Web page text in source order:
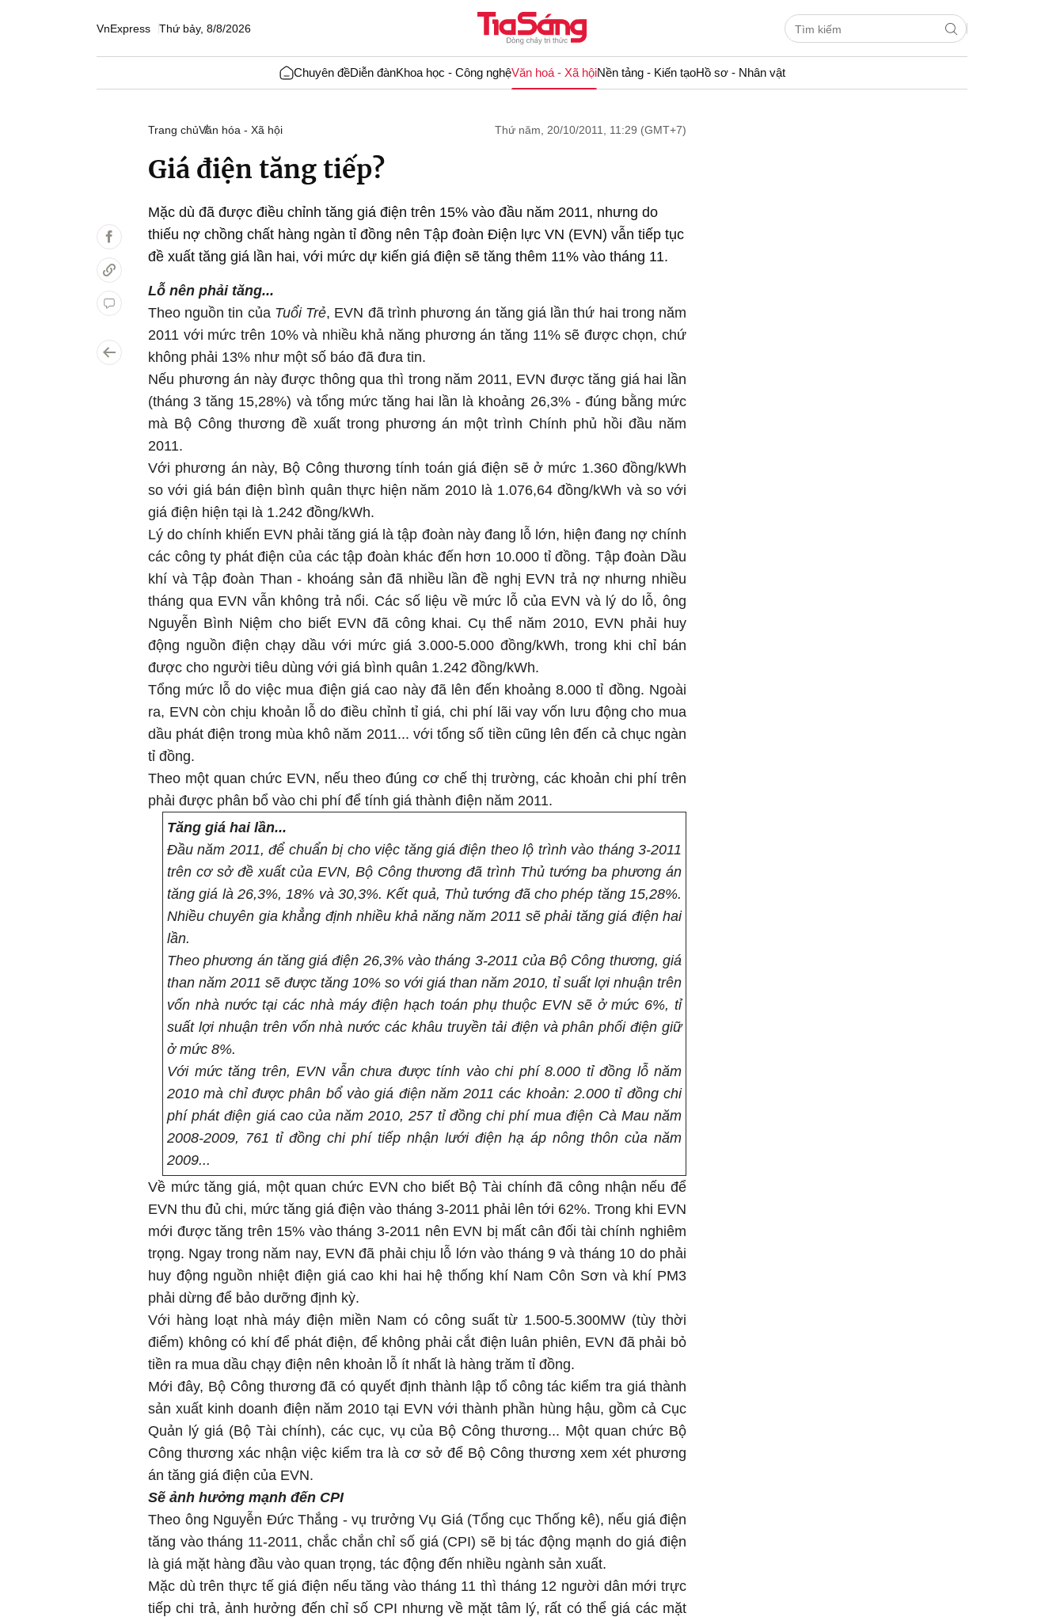
VnExpress Thứ bảy, 8/8/2026
Chuyên đềDiễn đànKhoa học - Công nghệVăn hoá - Xã hộiNền tảng - Kiến tạoHồ sơ - Nhân vật
Trang chủVăn hóa - Xã hội Thứ năm, 20/10/2011, 11:29 (GMT+7)
Giá điện tăng tiếp?
Mặc dù đã được điều chỉnh tăng giá điện trên 15% vào đầu năm 2011, nhưng do
thiếu nợ chồng chất hàng ngàn tỉ đồng nên Tập đoàn Điện lực VN (EVN) vẫn tiếp tục
đề xuất tăng giá lần hai, với mức dự kiến giá điện sẽ tăng thêm 11% vào tháng 11.
Lỗ nên phải tăng...
Theo nguồn tin của Tuổi Trẻ, EVN đã trình phương án tăng giá lần thứ hai trong năm
2011 với mức trên 10% và nhiều khả năng phương án tăng 11% sẽ được chọn, chứ
không phải 13% như một số báo đã đưa tin.
Nếu phương án này được thông qua thì trong năm 2011, EVN được tăng giá hai lần
(tháng 3 tăng 15,28%) và tổng mức tăng hai lần là khoảng 26,3% - đúng bằng mức
mà Bộ Công thương đề xuất trong phương án một trình Chính phủ hồi đầu năm
2011.
Với phương án này, Bộ Công thương tính toán giá điện sẽ ở mức 1.360 đồng/kWh
so với giá bán điện bình quân thực hiện năm 2010 là 1.076,64 đồng/kWh và so với
giá điện hiện tại là 1.242 đồng/kWh.
Lý do chính khiến EVN phải tăng giá là tập đoàn này đang lỗ lớn, hiện đang nợ chính
các công ty phát điện của các tập đoàn khác đến hơn 10.000 tỉ đồng. Tập đoàn Dầu
khí và Tập đoàn Than - khoáng sản đã nhiều lần đề nghị EVN trả nợ nhưng nhiều
tháng qua EVN vẫn không trả nổi. Các số liệu về mức lỗ của EVN và lý do lỗ, ông
Nguyễn Bình Niệm cho biết EVN đã công khai. Cụ thể năm 2010, EVN phải huy
động nguồn điện chạy dầu với mức giá 3.000-5.000 đồng/kWh, trong khi chỉ bán
được cho người tiêu dùng với giá bình quân 1.242 đồng/kWh.
Tổng mức lỗ do việc mua điện giá cao này đã lên đến khoảng 8.000 tỉ đồng. Ngoài
ra, EVN còn chịu khoản lỗ do điều chỉnh tỉ giá, chi phí lãi vay vốn lưu động cho mua
dầu phát điện trong mùa khô năm 2011... với tổng số tiền cũng lên đến cả chục ngàn
tỉ đồng.
Theo một quan chức EVN, nếu theo đúng cơ chế thị trường, các khoản chi phí trên
phải được phân bổ vào chi phí để tính giá thành điện năm 2011.
Tăng giá hai lần...
Đầu năm 2011, để chuẩn bị cho việc tăng giá điện theo lộ trình vào tháng 3-2011
trên cơ sở đề xuất của EVN, Bộ Công thương đã trình Thủ tướng ba phương án
tăng giá là 26,3%, 18% và 30,3%. Kết quả, Thủ tướng đã cho phép tăng 15,28%.
Nhiều chuyên gia khẳng định nhiều khả năng năm 2011 sẽ phải tăng giá điện hai
lần.
Theo phương án tăng giá điện 26,3% vào tháng 3-2011 của Bộ Công thương, giá
than năm 2011 sẽ được tăng 10% so với giá than năm 2010, tỉ suất lợi nhuận trên
vốn nhà nước tại các nhà máy điện hạch toán phụ thuộc EVN sẽ ở mức 6%, tỉ
suất lợi nhuận trên vốn nhà nước các khâu truyền tải điện và phân phối điện giữ
ở mức 8%.
Với mức tăng trên, EVN vẫn chưa được tính vào chi phí 8.000 tỉ đồng lỗ năm
2010 mà chỉ được phân bổ vào giá điện năm 2011 các khoản: 2.000 tỉ đồng chi
phí phát điện giá cao của năm 2010, 257 tỉ đồng chi phí mua điện Cà Mau năm
2008-2009, 761 tỉ đồng chi phí tiếp nhận lưới điện hạ áp nông thôn của năm
2009...
Về mức tăng giá, một quan chức EVN cho biết Bộ Tài chính đã công nhận nếu để
EVN thu đủ chi, mức tăng giá điện vào tháng 3-2011 phải lên tới 62%. Trong khi EVN
mới được tăng trên 15% vào tháng 3-2011 nên EVN bị mất cân đối tài chính nghiêm
trọng. Ngay trong năm nay, EVN đã phải chịu lỗ lớn vào tháng 9 và tháng 10 do phải
huy động nguồn nhiệt điện giá cao khi hai hệ thống khí Nam Côn Sơn và khí PM3
phải dừng để bảo dưỡng định kỳ.
Với hàng loạt nhà máy điện miền Nam có công suất từ 1.500-5.300MW (tùy thời
điểm) không có khí để phát điện, để không phải cắt điện luân phiên, EVN đã phải bỏ
tiền ra mua dầu chạy điện nên khoản lỗ ít nhất là hàng trăm tỉ đồng.
Mới đây, Bộ Công thương đã có quyết định thành lập tổ công tác kiểm tra giá thành
sản xuất kinh doanh điện năm 2010 tại EVN với thành phần hùng hậu, gồm cả Cục
Quản lý giá (Bộ Tài chính), các cục, vụ của Bộ Công thương... Một quan chức Bộ
Công thương xác nhận việc kiểm tra là cơ sở để Bộ Công thương xem xét phương
án tăng giá điện của EVN.
Sẽ ảnh hưởng mạnh đến CPI
Theo ông Nguyễn Đức Thắng - vụ trưởng Vụ Giá (Tổng cục Thống kê), nếu giá điện
tăng vào tháng 11-2011, chắc chắn chỉ số giá (CPI) sẽ bị tác động mạnh do giá điện
là giá mặt hàng đầu vào quan trọng, tác động đến nhiều ngành sản xuất.
Mặc dù trên thực tế giá điện nếu tăng vào tháng 11 thì tháng 12 người dân mới trực
tiếp chi trả, ảnh hưởng đến chỉ số CPI nhưng về mặt tâm lý, rất có thể giá các mặt